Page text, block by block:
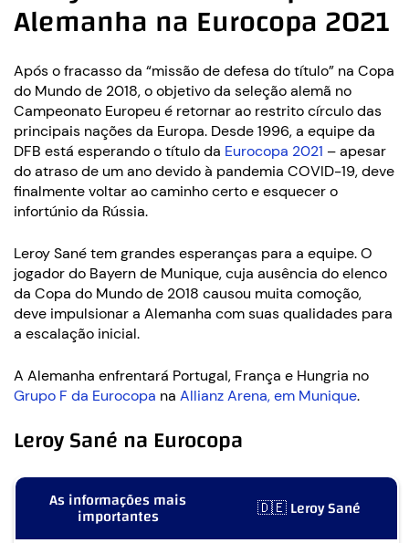
Alemanha na Eurocopa 2021
Após o fracasso da “missão de defesa do título” na Copa
do Mundo de 2018, o objetivo da seleção alemã no
Campeonato Europeu é retornar ao restrito círculo das
principais nações da Europa. Desde 1996, a equipe da
DFB está esperando o título da Eurocopa 2021 – apesar
do atraso de um ano devido à pandemia COVID-19, deve
finalmente voltar ao caminho certo e esquecer o
infortúnio da Rússia.
Leroy Sané tem grandes esperanças para a equipe. O
jogador do Bayern de Munique, cuja ausência do elenco
da Copa do Mundo de 2018 causou muita comoção,
deve impulsionar a Alemanha com suas qualidades para
a escalação inicial.
A Alemanha enfrentará Portugal, França e Hungria no
Grupo F da Eurocopa na Allianz Arena, em Munique.
Leroy Sané na Eurocopa
As informações mais
importantes 🇩🇪 Leroy Sané